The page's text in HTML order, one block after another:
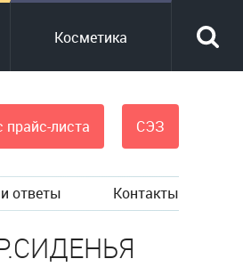
Косметика
прайс-листа СЭЗ
ответы Контакты